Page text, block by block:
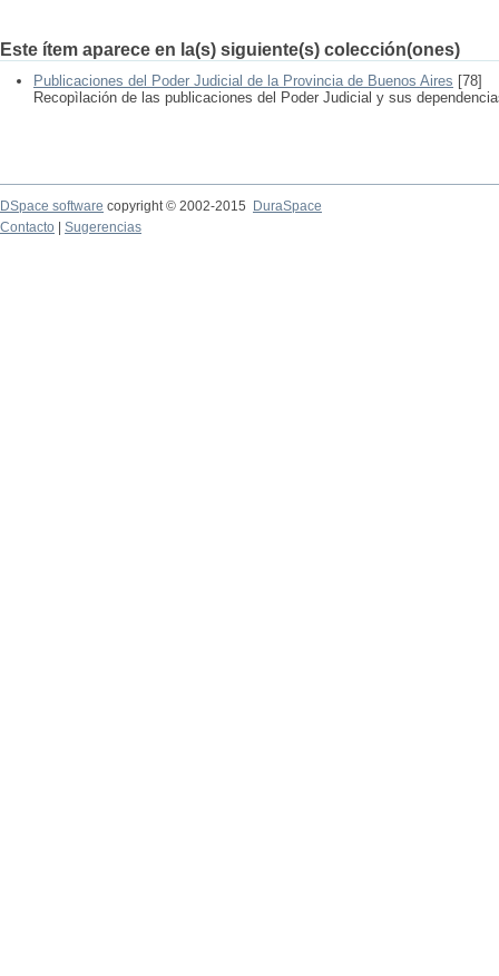
Este ítem aparece en la(s) siguiente(s) colección(ones)
Publicaciones del Poder Judicial de la Provincia de Buenos Aires [78]
Recopìlación de las publicaciones del Poder Judicial y sus
DSpace software copyright © 2002-2015
DuraSpace
Contacto
Sugerencias